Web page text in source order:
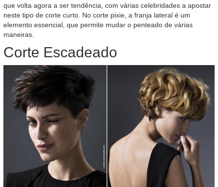
que volta agora a ser tendência, com várias celebridades a apostar
neste tipo de corte curto. No corte pixie, a franja lateral é um
elemento essencial, que permite mudar o penteado de várias
maneiras.
Corte Escadeado